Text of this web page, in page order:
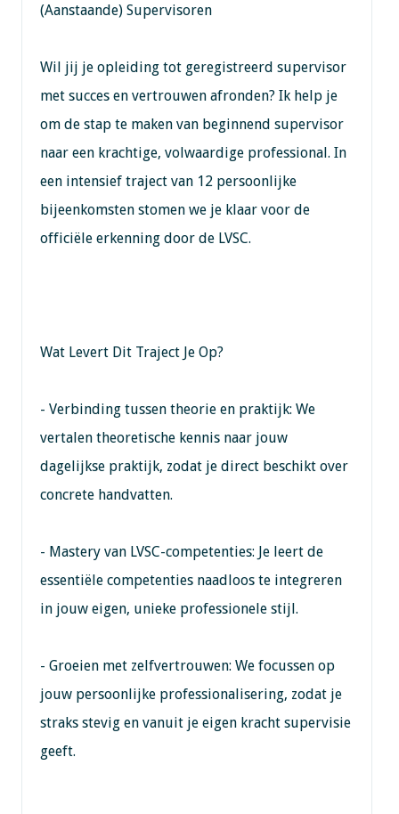
(Aanstaande) Supervisoren
Wil jij je opleiding tot geregistreerd supervisor
met succes en vertrouwen afronden? Ik help je
om de stap te maken van beginnend supervisor
naar een krachtige, volwaardige professional. In
een intensief traject van 12 persoonlijke
bijeenkomsten stomen we je klaar voor de
officiële erkenning door de LVSC.
Wat Levert Dit Traject Je Op?
- Verbinding tussen theorie en praktijk: We
vertalen theoretische kennis naar jouw
dagelijkse praktijk, zodat je direct beschikt over
concrete handvatten.
- Mastery van LVSC-competenties: Je leert de
essentiële competenties naadloos te integreren
in jouw eigen, unieke professionele stijl.
- Groeien met zelfvertrouwen: We focussen op
jouw persoonlijke professionalisering, zodat je
straks stevig en vanuit je eigen kracht supervisie
geeft.